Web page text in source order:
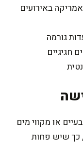
באירועים
גורמה
חגיגיים
או מקווי מים
שיש פחות